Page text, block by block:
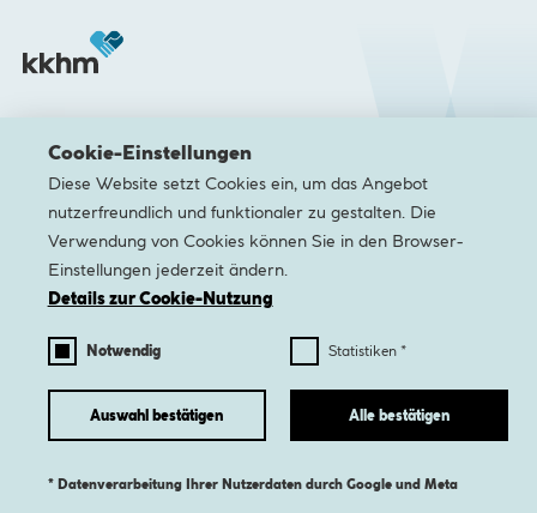
Medizinische Zentren & Facheinheiten
Pflege & Rehabilitation
Karriere
Newsletter Kontakt Barrierefreiheit
nach
Cookie-Einstellungen
Diese Website setzt Cookies ein, um das Angebot
nutzerfreundlich und funktionaler zu gestalten. Die
Verwendung von Cookies können Sie in den Browser-
Einstellungen jederzeit ändern.
Details zur Cookie-Nutzung
Notwendig Statistiken *
Auswahl bestätigen Alle bestätigen
* Datenverarbeitung Ihrer Nutzerdaten durch Google und Meta